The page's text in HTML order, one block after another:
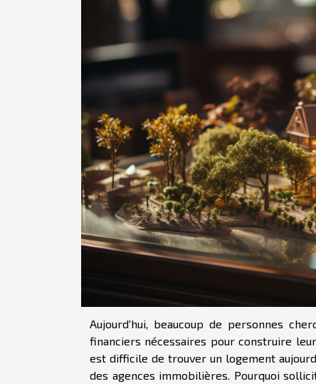
Aujourd'hui, beaucoup de personnes
financiers nécessaires pour construire
est difficile de trouver un logement
des agences immobilières. Pourquoi